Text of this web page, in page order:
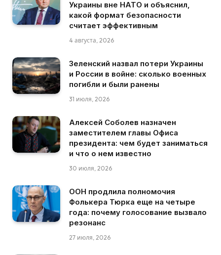
Украины вне НАТО и объяснил,
какой формат безопасности
считает эффективным
4 августа, 2026
Зеленский назвал потери Украины
и России в войне: сколько военных
погибли и были ранены
31 июля, 2026
Алексей Соболев назначен
заместителем главы Офиса
президента: чем будет заниматься
и что о нем известно
30 июля, 2026
ООН продлила полномочия
Фолькера Тюрка еще на четыре
года: почему голосование вызвало
резонанс
27 июля, 2026